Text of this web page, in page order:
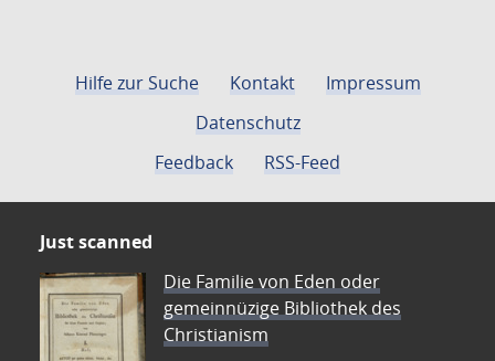
Hilfe zur Suche Kontakt
Impressum
Datenschutz
Feedback
RSS-Feed
Just scanned
Die Familie von Eden oder
gemeinnüzige Bibliothek des
Christianism